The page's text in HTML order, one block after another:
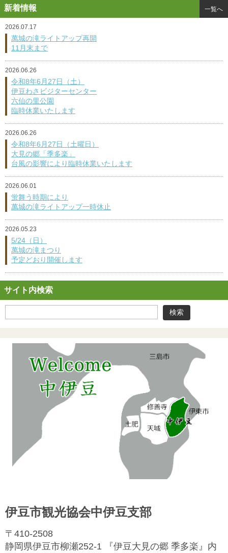
新着情報 一覧へ
2026.07.17
萬城の滝ライトアップ再開
11月末まで
2026.06.26
令和8年6月27日（土）
伊豆わさビジターセンター
六仙の里公園
臨時休業いたします
2026.06.26
令和8年6月27日（土曜日）
大見の郷「季多楽」
台風の影響により臨時休業いたします
2026.06.01
蛍舞う時期により
萬城の滝ライトアップ一時休止
2026.05.23
5/24（日）
萬城の滝まつり
予定どおり開催します
サイト内検索
伊豆市観光協会中伊豆支部
〒410-2508
静岡県伊豆市柳瀬252-1 『伊豆大見の郷 季多楽』内